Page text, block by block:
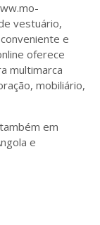
vestuário,
e
oferece
multimarca
mobiliário,
em
e